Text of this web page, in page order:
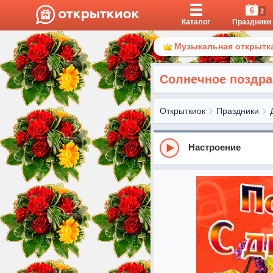
Каталог
6 2
Праздники
Музыкальная
Солнечное
Открыткиок Праздники
Настроение